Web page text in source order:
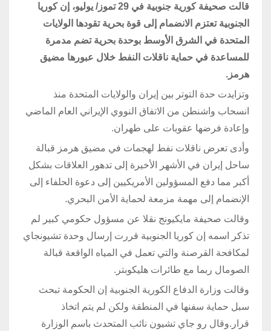
قالت صحيفة كورية جنوبية في 29 تموز/ يوليو، إن كوريا
الجنوبية تعتزم الانضمام إلى قوة بحرية تقودها الولايات
المتحدة في الشرق الأوسط بوحدة بحرية تضم مدمرة
للمساعدة في حماية ناقلات النفط خلال عبورها مضيق
هرمز.
وتزايدت حدة التوتر بين إيران والولايات المتحدة منذ
انسحاب واشنطن من الاتفاق النووي الإيراني العام الماضي
وإعادة فرضها عقوبات على طهران.
وأدى تعرض ناقلات نفط لهجمات في مضيق هرمز قبالة
ساحل إيران في الأشهر الأخيرة إلى تدهور العلاقات بشكل
أكبر مما دفع المسؤولين الأمريكيين إلى دعوة الحلفاء إلى
الإنضمام إلى مهمة مزمعة لحماية الأمن البحري.
وقالت صحيفة مايكيونج نقلا عن مسؤول حكومي كبير لم
تذكر اسمه إن كوريا الجنوبية قررت إرسال وحدة تشيونجاي
لمكافحة القرصنة والتي تعمل في المياه الواقعة قبالة
الصومال ربما مع طائرات هليكوبتر.
وقالت وزارة الدفاع الكورية الجنوبية إن الحكومة تبحث
سبل حماية سفنها في المنطقة ولكن لم يتم اتخاذ
قرار.وقال رو جاي تشيون نائب المتحدث باسم الوزارة